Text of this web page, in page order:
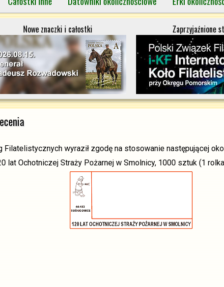
Nowe znaczki i całostki Zaprzyjaźnione
Filatelistycznych wyraził zgodę na stosowanie następującej
lat Ochotniczej Straży Pożarnej w Smolnicy, 1000 sztuk (1